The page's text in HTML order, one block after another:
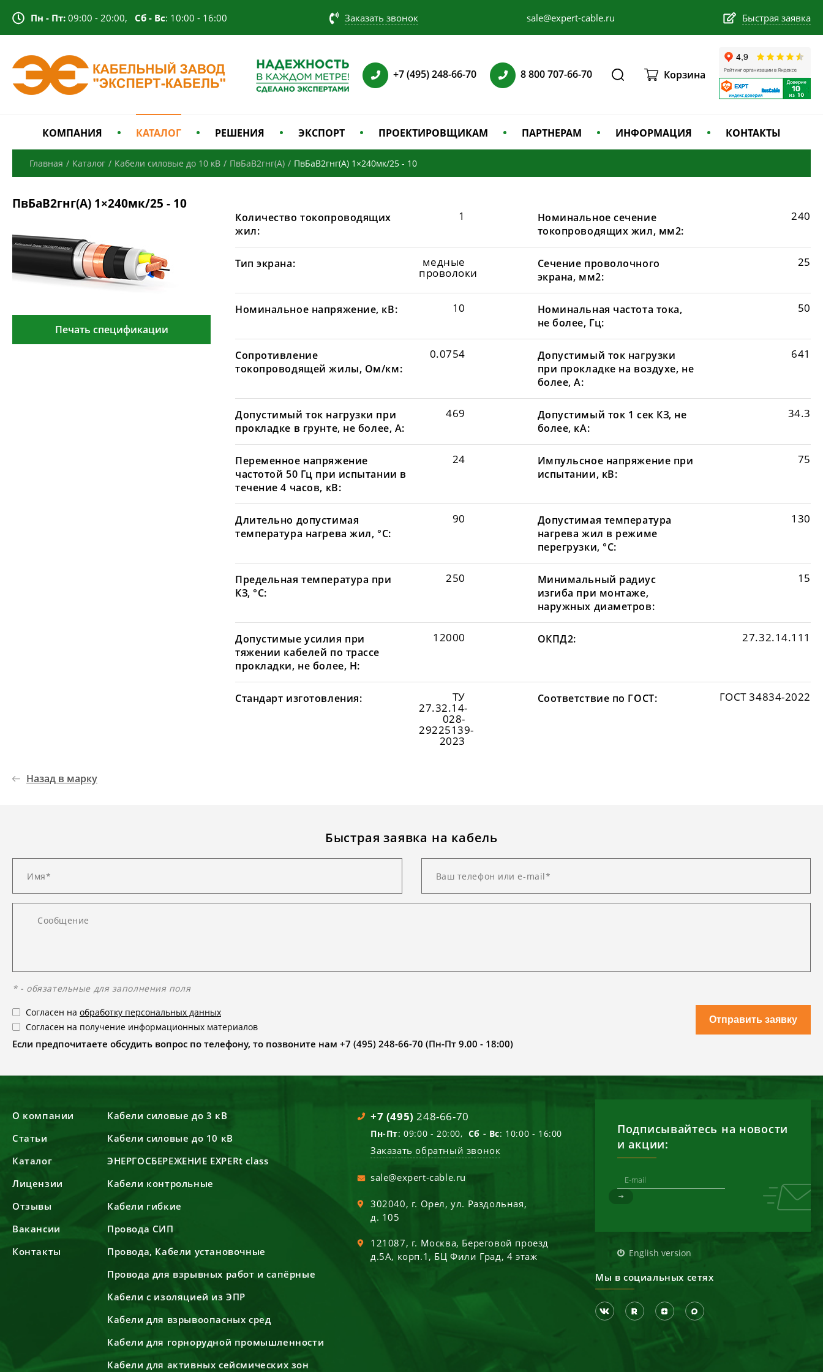
Пн - Пт: 09:00 - 20:00, Сб - Вс: 10:00 - 16:00 Заказать звонок sale@expert-cable.ru Быстрая заявка
+7 (495) 248-66-70 8 800 707-66-70 Корзина
КОМПАНИЯ КАТАЛОГ РЕШЕНИЯ ЭКСПОРТ ПРОЕКТИРОВЩИКАМ ПАРТНЕРАМ ИНФОРМАЦИЯ КОНТАКТЫ
Главная / Каталог / Кабели силовые до 10 кВ / ПвБаВ2гнг(А) / ПвБаВ2гнг(А) 1×240мк/25 - 10
ПвБаВ2гнг(А) 1×240мк/25 - 10
Печать спецификации
Количество токопроводящих
жил:
1
Номинальное сечение
токопроводящих жил, мм2:
240
Тип экрана: медные
проволоки
Сечение проволочного
экрана, мм2:
25
Номинальное напряжение, кВ: 10
Номинальная частота тока,
не более, Гц:
50
Сопротивление
токопроводящей жилы, Ом/км:
0.0754
Допустимый ток нагрузки
при прокладке на воздухе, не
более, А:
641
Допустимый ток нагрузки при
прокладке в грунте, не более, А:
469
Допустимый ток 1 сек КЗ, не
более, кА:
34.3
Переменное напряжение
частотой 50 Гц при испытании в
течение 4 часов, кВ:
24
Импульсное напряжение при
испытании, кВ:
75
Длительно допустимая
температура нагрева жил, °С:
90
Допустимая температура
нагрева жил в режиме
перегрузки, °С:
130
Предельная температура при
КЗ, °С:
250
Минимальный радиус
изгиба при монтаже,
наружных диаметров:
15
Допустимые усилия при
тяжении кабелей по трассе
прокладки, не более, Н:
12000 ОКПД2: 27.32.14.111
Стандарт изготовления: ТУ
27.32.14-
028-
29225139-
2023
Соответствие по ГОСТ: ГОСТ 34834-2022
Назад в марку
Быстрая заявка на кабель
* - обязательные для заполнения поля
Согласен на обработку персональных данных
Согласен на получение информационных материалов
Если предпочитаете обсудить вопрос по телефону, то позвоните нам +7 (495) 248-66-70 (Пн-Пт 9.00 - 18:00)
Отправить заявку
О компании
Статьи
Каталог
Лицензии
Отзывы
Вакансии
Контакты
Кабели силовые до 3 кВ
Кабели силовые до 10 кВ
ЭНЕРГОСБЕРЕЖЕНИЕ EXPERt class
Кабели контрольные
Кабели гибкие
Провода СИП
Провода, Кабели установочные
Провода для взрывных работ и сапёрные
Кабели с изоляцией из ЭПР
Кабели для взрывоопасных сред
Кабели для горнорудной промышленности
Кабели для активных сейсмических зон
+7 (495) 248-66-70
Пн-Пт: 09:00 - 20:00, Сб - Вс: 10:00 - 16:00
Заказать обратный звонок
sale@expert-cable.ru
302040, г. Орел,ул. Раздольная,
д. 105
121087, г. Москва, Береговой проезд
д.5А, корп.1, БЦ Фили Град, 4 этаж
Подписывайтесь на новости
и акции:
English version
Мы в социальных сетях